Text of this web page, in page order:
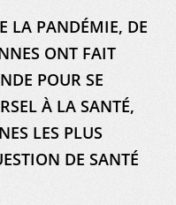
LA PANDÉMIE, DE
ONT FAIT
POUR SE
À LA SANTÉ,
LES PLUS
DE SANTÉ